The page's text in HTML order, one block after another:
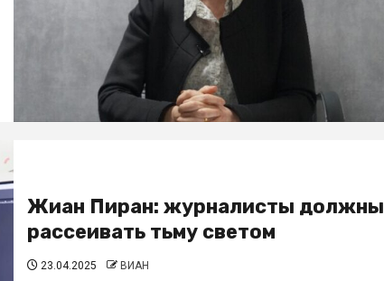
Жиан Пиран: журналисты должны
рассеивать тьму светом
23.04.2025 ВИАН